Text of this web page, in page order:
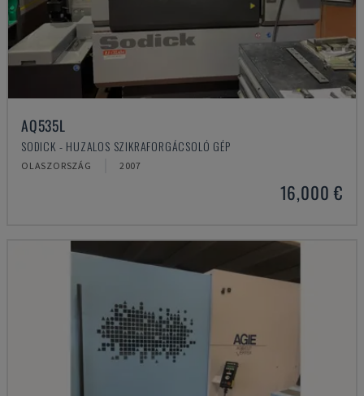
AQ535L
SODICK - HUZALOS SZIKRAFORGÁCSOLÓ GÉP
OLASZORSZÁG 2007
16,000 €